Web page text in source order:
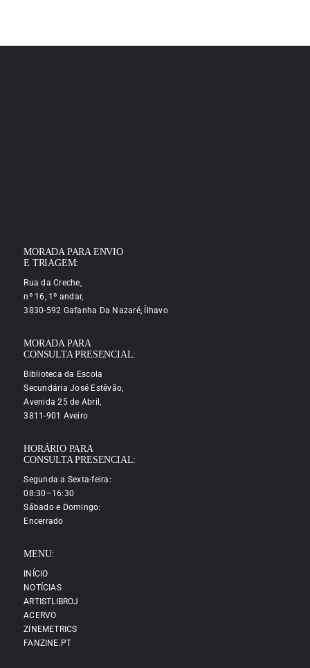
MORADA PARA ENVIO
E TRIAGEM:
Rua da Creche,
nº 16, 1º andar,
3830-592 Gafanha Da Nazaré, Ílhavo
MORADA PARA
CONSULTA PRESENCIAL:
Biblioteca da Escola
Secundária José Estêvão,
Avenida 25 de Abril,
3811-901 Aveiro
HORÁRIO PARA
CONSULTA PRESENCIAL:
Segunda a Sexta-feira:
08:30–16:30
Sábado e Domingo:
Encerrado
MENU:
INÍCIO
NOTÍCIAS
ARTISTLIBROJ
ACERVO
ZINEMETRICS
FANZINE.PT